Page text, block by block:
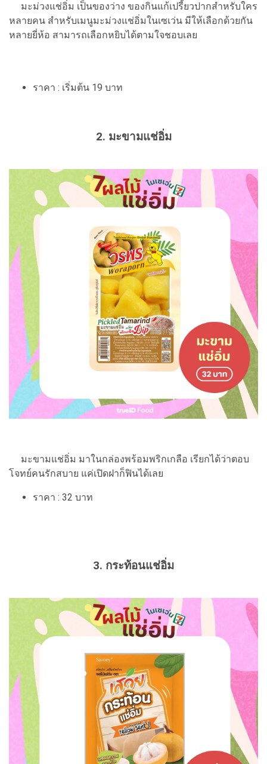
มะม่วงแช่อิ่ม เป็นของว่าง ของกินแก้เปรี้ยวปากสำหรับใคร
หลายคน สำหรับเมนูมะม่วงแช่อิ่มในเซเว่น มีให้เลือกด้วยกัน
หลายยี่ห้อ สามารถเลือกหยิบได้ตามใจชอบเลย
ราคา : เริ่มต้น 19 บาท
2. มะขามแช่อิ่ม
มะขามแช่อิ่ม มาในกล่องพร้อมพริกเกลือ เรียกได้ว่าตอบ
โจทย์คนรักสบาย แค่เปิดฝาก็ฟินได้เลย
ราคา : 32 บาท
3. กระท้อนแช่อิ่ม